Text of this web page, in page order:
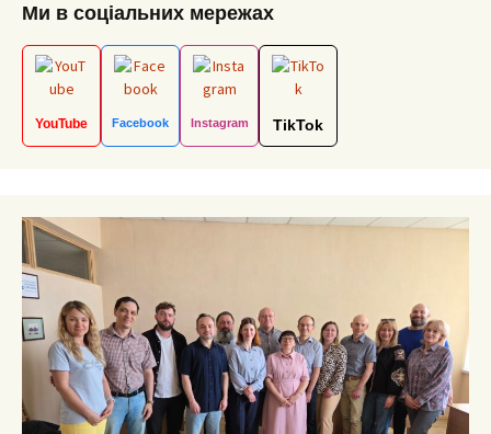
Ми в соціальних мережах
YouTube Facebook Instagram TikTok